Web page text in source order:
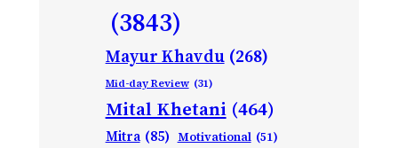
(3843)
Mayur Khavdu (268)
Mid-day Review (31)
Mital Khetani (464)
Mitra (85) Motivational (51)